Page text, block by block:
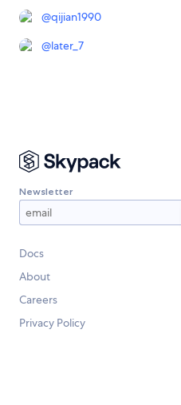
@qijian1990
@later_7
Newsletter
Docs
About
Careers
Privacy Policy